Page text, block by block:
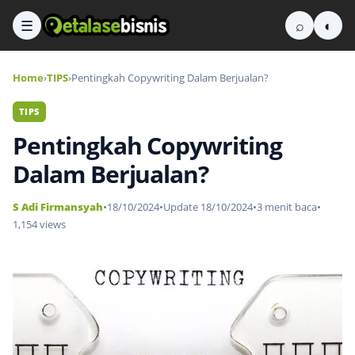
☰ ⌕ ◐
Home›TIPS›Pentingkah Copywriting Dalam Berjualan?
TIPS
Pentingkah Copywriting
Dalam Berjualan?
S Adi Firmansyah•18/10/2024•Update 18/10/2024•3 menit baca•
1,154 views